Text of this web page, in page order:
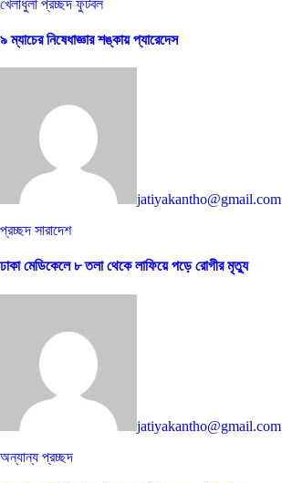
খেলাধুলা প্রচ্ছদ ফুটবল
৯ ম্যাচের নিষেধাজ্ঞার শঙ্কায় প্যারেদেস
jatiyakantho@gmail.com
প্রচ্ছদ সারাদেশ
ঢাকা মেডিকেলে ৮ তলা থেকে লাফিয়ে পড়ে রোগীর মৃত্যু
jatiyakantho@gmail.com
অন্যান্য প্রচ্ছদ